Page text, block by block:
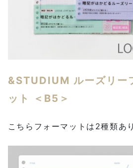
&STUDIUM ルーズリー
ット ＜B5＞
こちらフォーマットは2種類あ